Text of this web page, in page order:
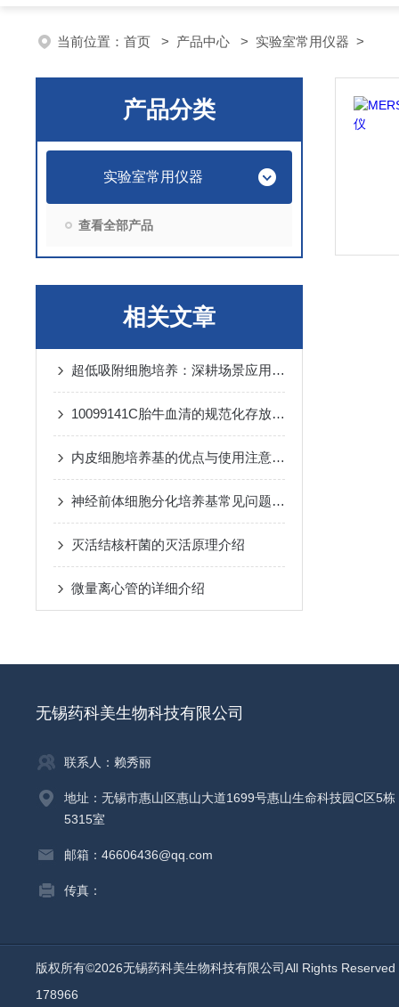
当前位置： 首页 > 产品中心 > 实验室常用仪器 >
产品分类
实验室常用仪器
查看全部产品
相关文章
超低吸附细胞培养：深耕场景应用，赋能生命科学进阶新动能
10099141C胎牛血清的规范化存放指南
内皮细胞培养基的优点与使用注意事项
神经前体细胞分化培养基常见问题与解决方法
灭活结核杆菌的灭活原理介绍
微量离心管的详细介绍
无锡药科美生物科技有限公司
联系人：赖秀丽
地址：无锡市惠山区惠山大道1699号惠山生命科技园C区5栋
5315室
邮箱：46606436@qq.com
传真：
版权所有©2026无锡药科美生物科技有限公司All Rights
178966